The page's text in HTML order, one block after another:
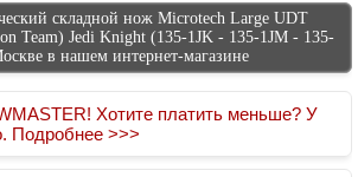
складной нож Microtech Large UDT
Team) Jedi Knight (135-1JK - 135-1JM - 135-
в нашем интернет-магазине
Хотите платить меньше? У
Подробнее >>>